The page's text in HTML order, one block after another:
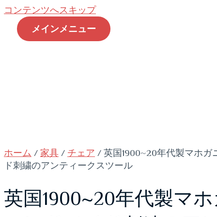
コンテンツへスキップ
メインメニュー
ホーム / 家具 / チェア / 英国1900~20年代製マホガ
ド刺繍のアンティークスツール
英国1900~20年代製マ